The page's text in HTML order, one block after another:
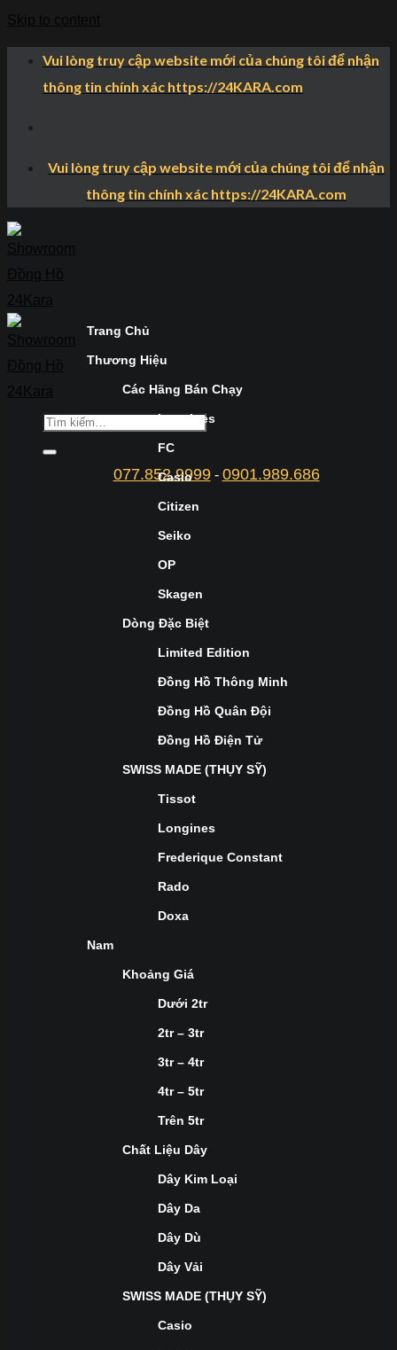
Vui lòng truy cập website mới của chúng tôi để nhận
thông tin chính xác https://24KARA.com
Vui lòng truy cập website mới của chúng tôi để nhận
thông tin chính xác https://24KARA.com
077.852.9999- 0901.989.686
Trang Chủ
Thương Hiệu
Các Hãng Bán Chạy
Longines
FC
Casio
Citizen
Seiko
OP
Skagen
Dòng Đặc Biệt
Limited Edition
Đồng Hồ Thông Minh
Đồng Hồ Quân Đội
Đồng Hồ Điện Tử
SWISS MADE (THỤY SỸ)
Tissot
Longines
Frederique Constant
Rado
Doxa
Nam
Khoảng Giá
Dưới 2tr
2tr – 3tr
3tr – 4tr
4tr – 5tr
Trên 5tr
Chất Liệu Dây
Dây Kim Loại
Dây Da
Dây Dù
Dây Vải
SWISS MADE (THỤY SỸ)
Casio